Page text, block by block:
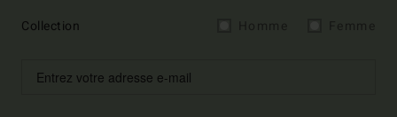
Collection